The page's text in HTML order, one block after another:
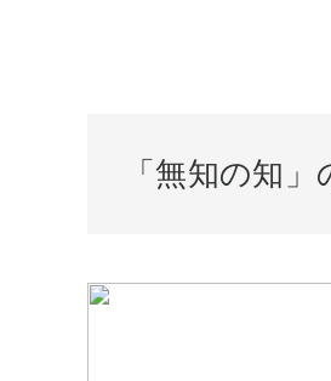
「無知の知